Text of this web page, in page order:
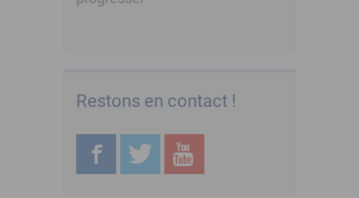
Restons en contact !